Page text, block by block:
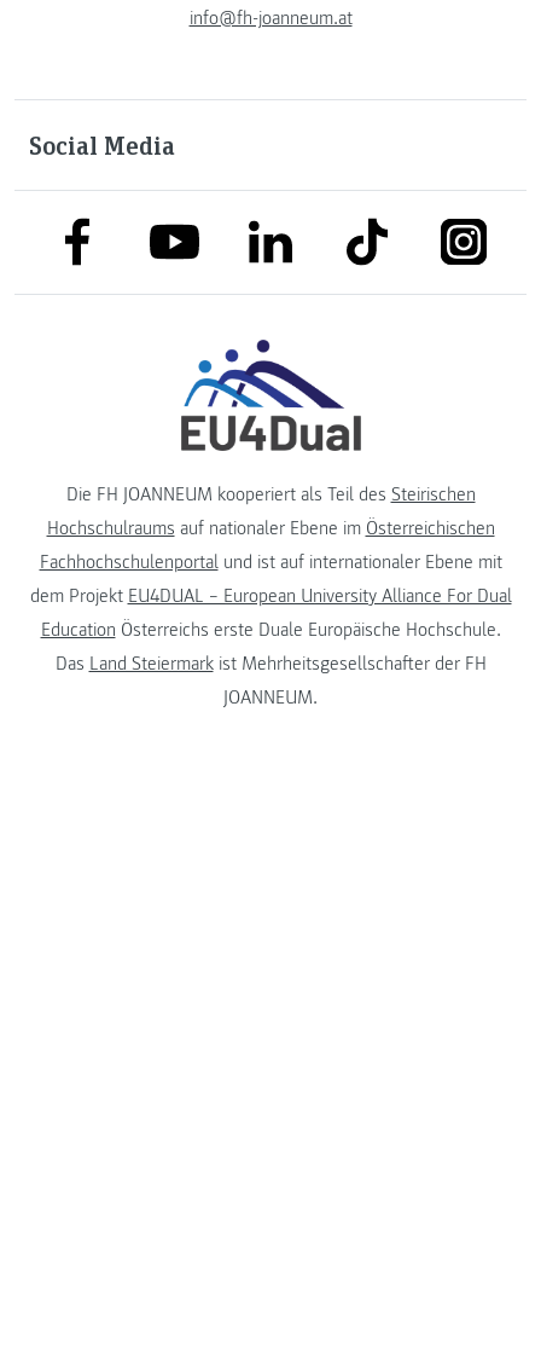
info@fh-joanneum.at
Social Media
link to facebooklink to youtubelink to linkedinlink to tiktok
Die FH JOANNEUM kooperiert als Teil des Steirischen
Hochschulraums auf nationaler Ebene im Österreichischen
Fachhochschulenportalund ist auf internationaler Ebene mit
dem Projekt EU4DUAL – European University Alliance For Dual
Education Österreichs erste Duale Europäische Hochschule.
Das Land Steiermarkist Mehrheitsgesellschafter der FH
JOANNEUM.